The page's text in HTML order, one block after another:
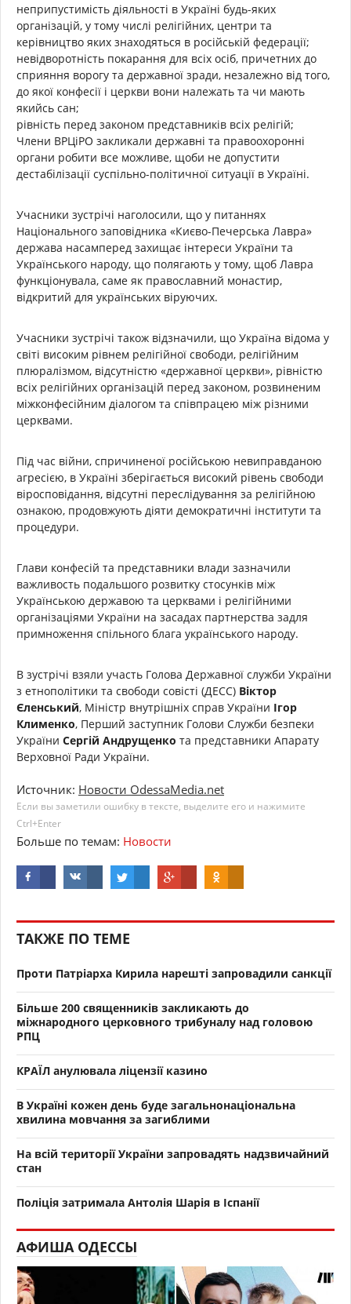
неприпустимість діяльності в Україні будь-яких
організацій, у тому числі релігійних, центри та
керівництво яких знаходяться в російській федерації;
невідворотність покарання для всіх осіб, причетних до
сприяння ворогу та державної зради, незалежно від того,
до якої конфесії і церкви вони належать та чи мають
якийсь сан;
рівність перед законом представників всіх релігій;
Члени ВРЦіРО закликали державні та правоохоронні
органи робити все можливе, щоби не допустити
дестабілізації суспільно-політичної ситуації в Україні.
Учасники зустрічі наголосили, що у питаннях
Національного заповідника «Києво-Печерська Лавра»
держава насамперед захищає інтереси України та
Українського народу, що полягають у тому, щоб Лавра
функціонувала, саме як православний монастир,
відкритий для українських віруючих.
Учасники зустрічі також відзначили, що Україна відома у
світі високим рівнем релігійної свободи, релігійним
плюралізмом, відсутністю «державної церкви», рівністю
всіх релігійних організацій перед законом, розвиненим
міжконфесійним діалогом та співпрацею між різними
церквами.
Під час війни, спричиненої російською невиправданою
агресією, в Україні зберігається високий рівень свободи
віросповідання, відсутні переслідування за релігійною
ознакою, продовжують діяти демократичні інститути та
процедури.
Глави конфесій та представники влади зазначили
важливость подальшого розвитку стосунків між
Українською державою та церквами і релігійними
організаціями України на засадах партнерства задля
примноження спільного блага українського народу.
В зустрічі взяли участь Голова Державної служби України
з етнополітики та свободи совісті (ДЕСС) Віктор
Єленський, Міністр внутрішніх справ України Ігор
Клименко, Перший заступник Голови Служби безпеки
України Сергій Андрущенко та представники Апарату
Верховної Ради України.
Источник: Новости OdessaMedia.net
Если вы заметили ошибку в тексте, выделите его и нажимите
Ctrl+Enter
Больше по темам: Новости
ТАКЖЕ ПО ТЕМЕ
Проти Патріарха Кирила нарешті запровадили санкції
Більше 200 священників закликають до
міжнародного церковного трибуналу над головою
РПЦ
КРАЇЛ анулювала ліцензії казино
В Україні кожен день буде загальнонаціональна
хвилина мовчання за загиблими
На всій території України запровадять надзвичайний
стан
Поліція затримала Антолія Шарія в Іспанії
АФИША ОДЕССЫ